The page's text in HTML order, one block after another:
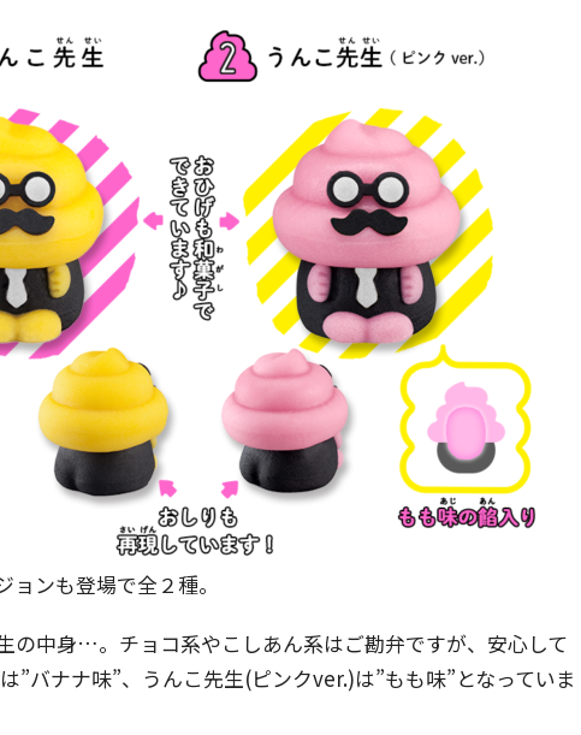
ンも登場で全２種。
の中身…。チョコ系やこしあん系はご勘弁ですが、安心して
”バナナ味”、うんこ先生(ピンクver.)は”もも味”となっていま